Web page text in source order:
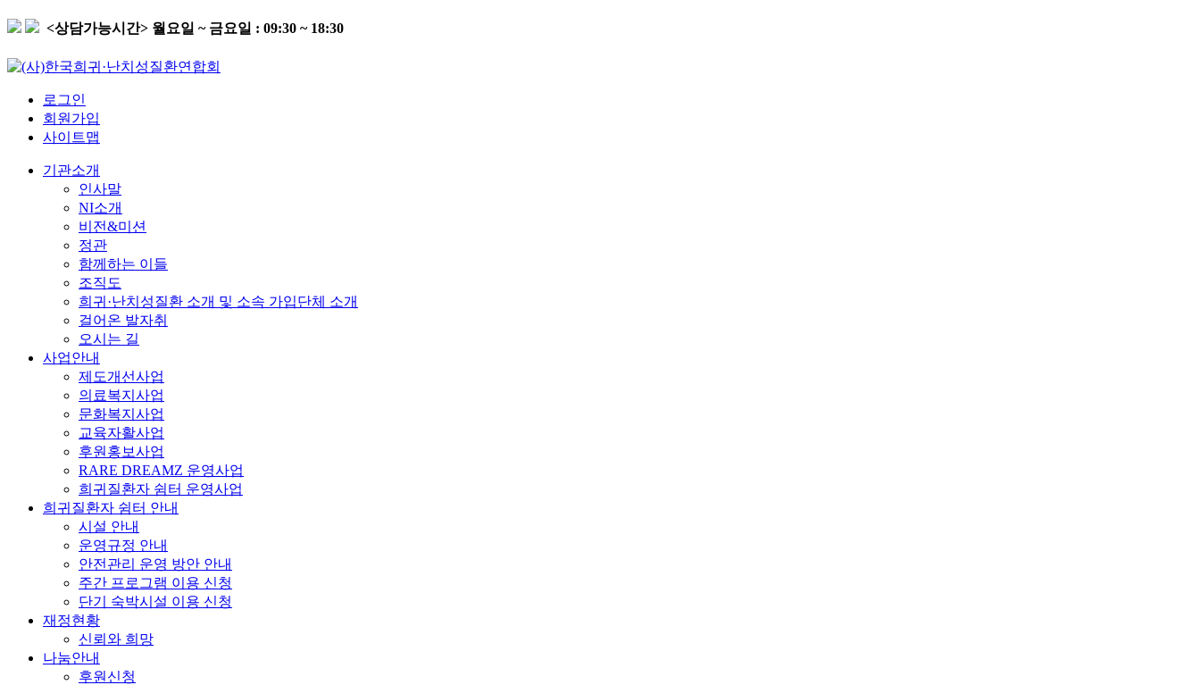
<상담가능시간> 월요일 ~ 금요일 : 09:30 ~ 18:30
로그인
회원가입
사이트맵
기관소개
인사말
NI소개
비전&미션
정관
함께하는 이들
조직도
희귀·난치성질환 소개 및 소속 가입단체 소개
걸어온 발자취
오시는 길
사업안내
제도개선사업
의료복지사업
문화복지사업
교육자활사업
후원홍보사업
RARE DREAMZ 운영사업
희귀질환자 쉼터 운영사업
희귀질환자 쉼터 안내
시설 안내
운영규정 안내
안전관리 운영 방안 안내
주간 프로그램 이용 신청
단기 숙박시설 이용 신청
재정현황
신뢰와 희망
나눔안내
후원신청